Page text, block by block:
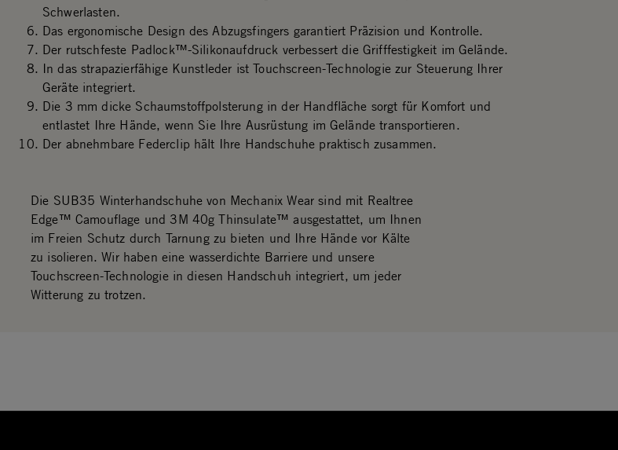
Schwerlasten.
Das ergonomische Design des Abzugsfingers garantiert Präzision und Kontrolle.
Der rutschfeste Padlock™-Silikonaufdruck verbessert die Grifffestigkeit im Gelände.
In das strapazierfähige Kunstleder ist Touchscreen-Technologie zur Steuerung Ihrer
Geräte integriert.
Die 3 mm dicke Schaumstoffpolsterung in der Handfläche sorgt für Komfort und
entlastet Ihre Hände, wenn Sie Ihre Ausrüstung im Gelände transportieren.
Der abnehmbare Federclip hält Ihre Handschuhe praktisch zusammen.
Die SUB35 Winterhandschuhe von Mechanix Wear sind mit Realtree
Edge™ Camouflage und 3M 40g Thinsulate™ ausgestattet, um Ihnen
im Freien Schutz durch Tarnung zu bieten und Ihre Hände vor Kälte
zu isolieren. Wir haben eine wasserdichte Barriere und unsere
Touchscreen-Technologie in diesen Handschuh integriert, um jeder
Witterung zu trotzen.